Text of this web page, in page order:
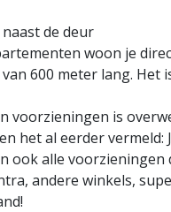
de deur
woon je
600 meter lang. Het
voorzieningen is
het al eerder
ook alle voorzieningen
andere winkels,